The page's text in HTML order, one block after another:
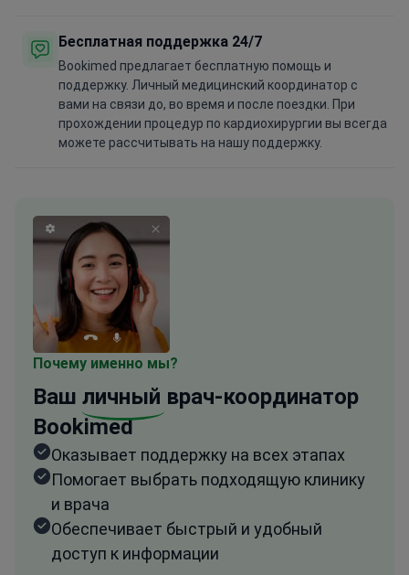
Бесплатная поддержка 24/7
Bookimed предлагает бесплатную помощь и
поддержку. Личный медицинский координатор с
вами на связи до, во время и после поездки. При
прохождении процедур по кардиохирургии вы всегда
можете рассчитывать на нашу поддержку.
Почему именно мы?
Ваш личный врач-координатор
Bookimed
Оказывает поддержку на всех этапах
Помогает выбрать подходящую клинику
и врача
Обеспечивает быстрый и удобный
доступ к информации